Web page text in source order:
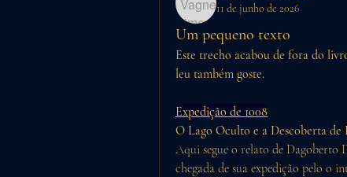
11 de junho de 2026
Um pequeno texto
Este trecho acabou de fora do
leu também goste.
Expedição de 1008
O Lago Oculto e a Descoberta de
Aqui segue o relato de Dagoberto
chegada de sua expedição pelo o